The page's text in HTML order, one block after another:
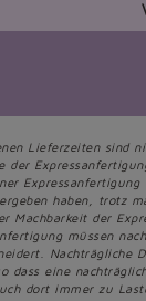
Lieferzeiten sind
der
haben, trotz
Machbarkeit der
müssen
Nachträgliche
dass eine
dort immer zu